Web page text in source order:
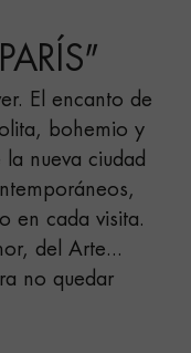
"
El encanto de
bohemio y
nueva ciudad
en cada visita.
del Arte...
no quedar